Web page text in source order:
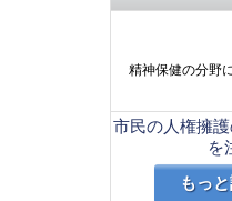
精神保健の分野
市民の人権擁
を
もっ